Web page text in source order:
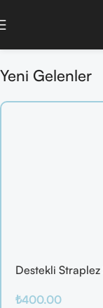
Keşfet ]
Yeni Gelenler
Destekli Straplez
₺400.00